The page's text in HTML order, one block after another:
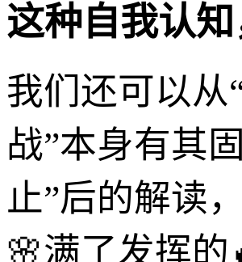
这种自我认
我们还可以从
战”本身有其
止”后的解读
🌸满了发挥